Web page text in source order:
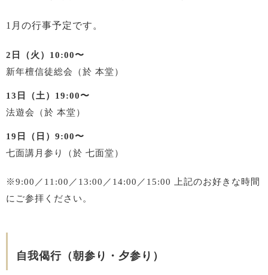
1月の行事予定です。
2日（火）10:00〜
新年檀信徒総会（於 本堂）
13日（土）19:00〜
法遊会（於 本堂）
19日（日）9:00〜
七面講月参り（於 七面堂）
※9:00／11:00／13:00／14:00／15:00
上記のお好きな時間
にご参拝ください。
自我偈行（朝参り・夕参り）